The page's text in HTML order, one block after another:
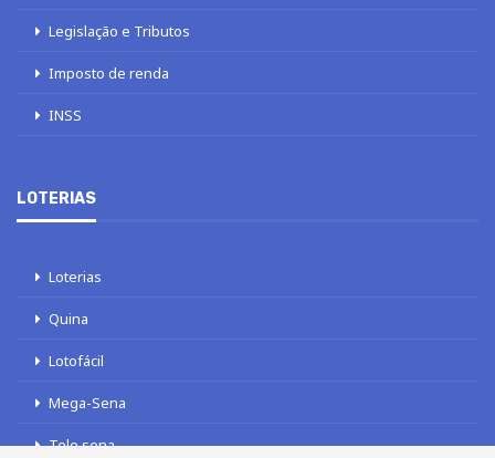
Legislação e Tributos
Imposto de renda
INSS
LOTERIAS
Loterias
Quina
Lotofácil
Mega-Sena
Tele sena